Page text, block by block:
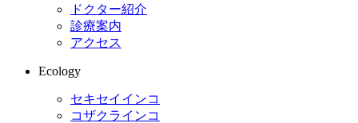
ドクター紹介
診療案内
アクセス
Ecology
セキセイインコ
コザクラインコ